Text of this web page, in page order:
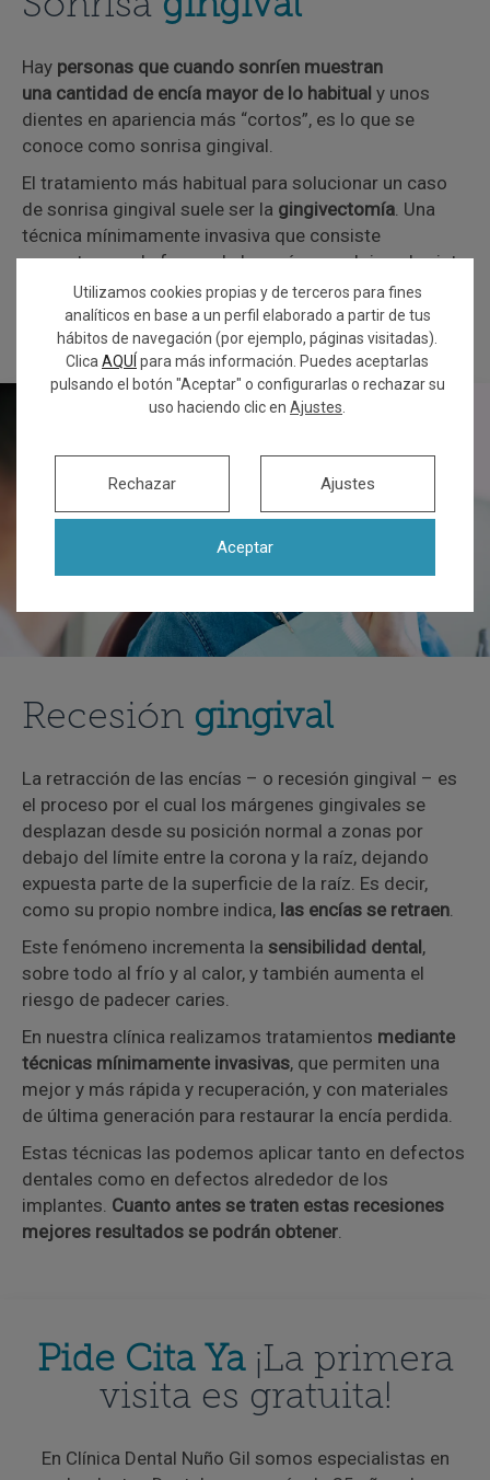
Hay personas que cuando sonríen muestran
una cantidad de encía mayor de lo habitual y unos
dientes en apariencia más “cortos”, es lo que se
conoce como sonrisa gingival.
El tratamiento más habitual para solucionar un caso
de sonrisa gingival suele ser la gingivectomía. Una
técnica mínimamente invasiva que consiste
en contornear la forma de la encía para dejar a la vista
la parte del diente que debería ser visible, para que se
vea más proporción de diente que de encía.
Recesión gingival
La retracción de las encías – o recesión gingival – es
el proceso por el cual los márgenes gingivales se
desplazan desde su posición normal a zonas por
debajo del límite entre la corona y la raíz, dejando
expuesta parte de la superficie de la raíz. Es decir,
como su propio nombre indica, las encías se retraen.
Este fenómeno incrementa la sensibilidad dental,
sobre todo al frío y al calor, y también aumenta el
riesgo de padecer caries.
En nuestra clínica realizamos tratamientos mediante
técnicas mínimamente invasivas, que permiten una
mejor y más rápida y recuperación, y con materiales
de última generación para restaurar la encía perdida.
Estas técnicas las podemos aplicar tanto en defectos
dentales como en defectos alrededor de los
implantes. Cuanto antes se traten estas recesiones
mejores resultados se podrán obtener.
Pide Cita Ya¡La primera
visita es gratuita!
En Clínica Dental Nuño Gil somos especialistas en
Utilizamos cookies propias y de terceros para fines
analíticos en base a un perfil elaborado a partir de tus
hábitos de navegación (por ejemplo, páginas visitadas).
Clica AQUÍ para más información. Puedes aceptarlas
pulsando el botón "Aceptar" o configurarlas o rechazar su
uso haciendo clic en Ajustes
Aceptar
Rechazar Ajustes